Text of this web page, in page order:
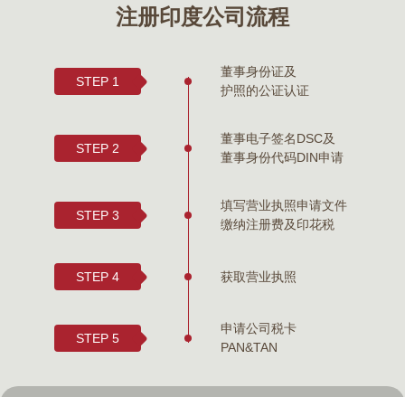
注册印度公司流程
STEP 1
董事身份证及
护照的公证认证
STEP 2
董事电子签名DSC及
董事身份代码DIN申请
STEP 3
填写营业执照申请文件
缴纳注册费及印花税
STEP 4 获取营业执照
STEP 5
申请公司税卡
PAN&TAN